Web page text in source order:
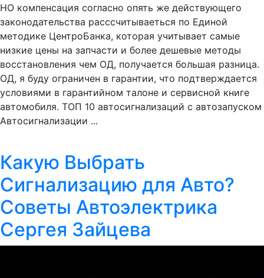
НО компенсация согласно опять же действующего
законодательства расссчитываеться по Единой
методике ЦентроБанка, которая учитывает самые
низкие цены на запчасти и более дешевые методы
восстановления чем ОД, получается большая разница.
ОД, я буду ограничен в гарантии, что подтверждается
условиями в гарантийном талоне и сервисной книге
автомобиля. ТОП 10 автосигнализаций с автозапуском
Автосигнализации ...
Какую Выбрать
Сигнализацию для Авто?
Советы Автоэлектрика
Сергея Зайцева